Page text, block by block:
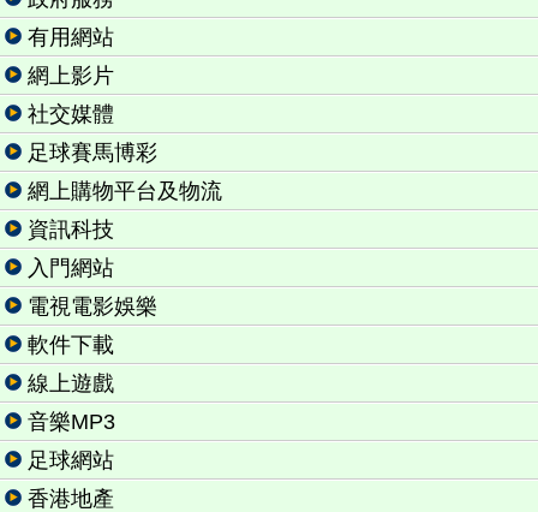
有用網站
網上影片
社交媒體
足球賽馬博彩
網上購物平台及物流
資訊科技
入門網站
電視電影娛樂
軟件下載
線上遊戲
音樂MP3
足球網站
香港地產